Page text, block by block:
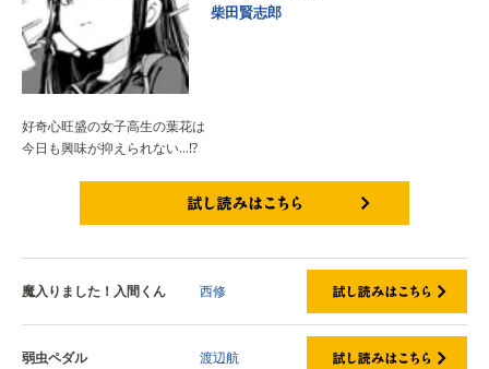
柴田賢志郎
好奇心旺盛の女子高生の葉花は
今日も興味が抑えられない…⁉
魔入りました！入間くん 西修
弱虫ペダル 渡辺航